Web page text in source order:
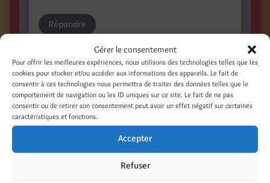
Gérer le consentement
Pour offrir les meilleures expériences, nous utilisons des technologies telles que les
cookies pour stocker et/ou accéder aux informations des appareils. Le fait de
consentir à ces technologies nous permettra de traiter des données telles que le
comportement de navigation ou les ID uniques sur ce site. Le fait de ne pas
consentir ou de retirer son consentement peut avoir un effet négatif sur certaines
caractéristiques et fonctions.
Accepter
Refuser
Répondre
sabrina
27 Février 2010 À 19 H 29
J’adore Denise!Félicitations et continuez à
nous régaler les yeux…biz